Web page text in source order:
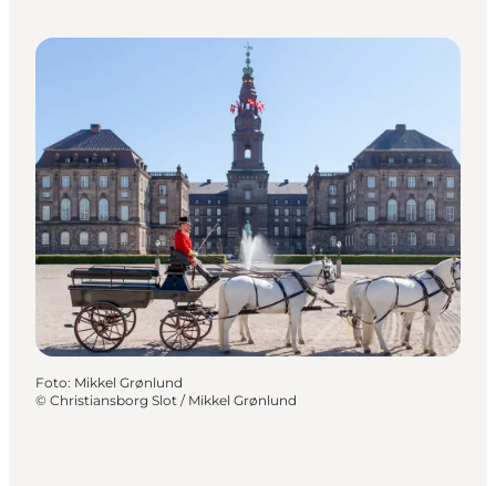
Foto: Mikkel Grønlund
© Christiansborg Slot / Mikkel Grønlund